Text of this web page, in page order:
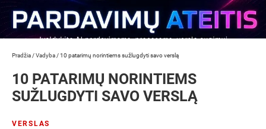
Pradžia /Vadyba /10 patarimų norintiems sužlugdyti savo verslą
10 PATARIMŲ NORINTIEMS
SUŽLUGDYTI SAVO VERSLĄ
VERSLAS